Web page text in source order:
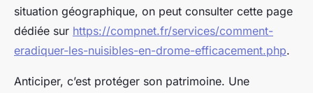
situation géographique, on peut consulter cette page
dédiée sur https://compnet.fr/services/comment-
eradiquer-les-nuisibles-en-drome-efficacement.php.
Anticiper, c’est protéger son patrimoine. Une